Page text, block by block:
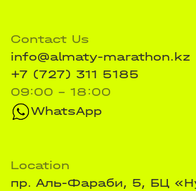
Contact Us
info@almaty-marathon.kz
+7 (727) 311 5185
09:00 - 18:00
WhatsApp
Location
пр. Аль-Фараби, 5, БЦ